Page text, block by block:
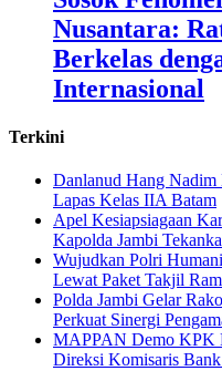
Nusantara:
Berkelas
Internasional
Terkini
Danlanud Hang Nadim
Lapas Kelas IIA Batam
Apel Kesiapsiagaan
Kapolda Jambi
Wujudkan Polri
Lewat Paket Takjil
Polda Jambi Gelar
Perkuat Sinergi
‎MAPPAN Demo KPK
Direksi Komisaris